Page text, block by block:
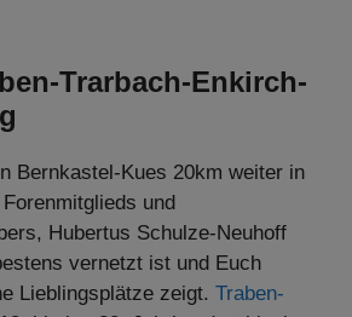
Trarbach-Enkirch-
Bernkastel-Kues 20km weiter in
und
Hubertus Schulze-Neuhoff
vernetzt ist und Euch
Lieblingsplätze zeigt. Traben-